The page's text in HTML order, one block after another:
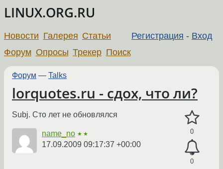
LINUX.ORG.RU
Регистрация - Вход
Новости Галерея Статьи
Форум Опросы Трекер Поиск
Форум — Talks
lorquotes.ru - сдох, что ли?
0
0
Subj. Сто лет не обновлялся
name_no ★★
17.09.2009 09:17:37 +00:00